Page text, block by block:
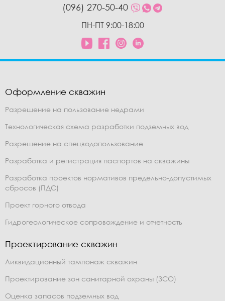
(096) 270-50-40
ПН-ПТ 9:00-18:00
Оформление скважин
Разрешение на пользование недрами
Технологическая схема разработки подземных вод
Разрешение на спецводопользование
Разработка и регистрация паспортов на скважины
Разработка проектов нормативов предельно-допустимых
сбросов (ПДС)
Проект горного отвода
Гидрогеологическое сопровождение и отчетность
Проектирование скважин
Ликвидационный тампонаж скважин
Проектирование зон санитарной охраны (ЗСО)
Оценка запасов подземных вод